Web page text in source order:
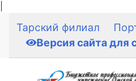
Тарский филиал
Версия сайта для